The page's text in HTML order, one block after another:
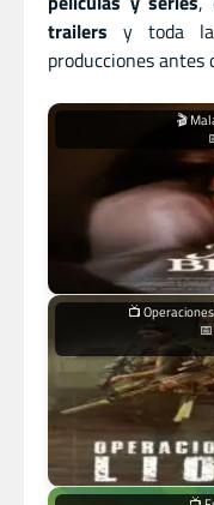
trailers y toda la
producciones antes
🎬
📺